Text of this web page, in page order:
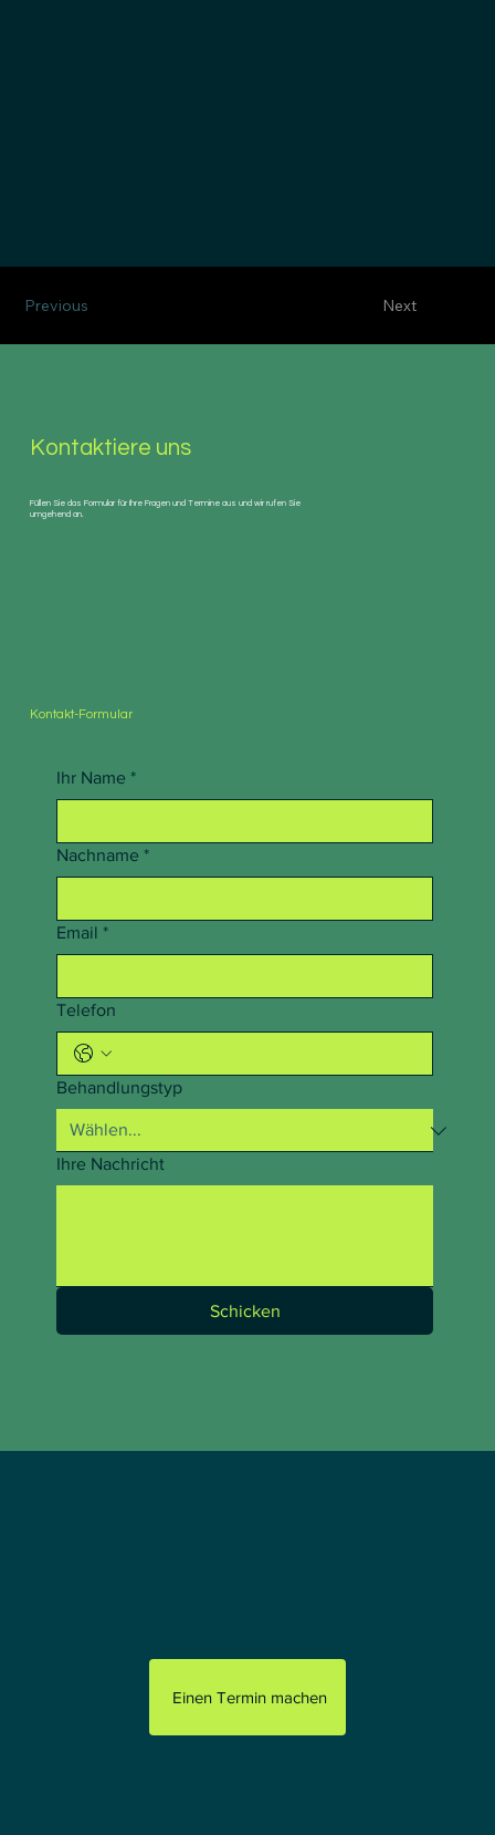
Next
Previous
Kontaktiere uns
Füllen Sie das Formular für Ihre Fragen und Termine aus und wir rufen Sie
umgehend an.
Kontakt-Formular
Ihr Name *
Nachname *
Email *
Telefon
Behandlungstyp
Ihre Nachricht
Schicken
Einen Termin machen